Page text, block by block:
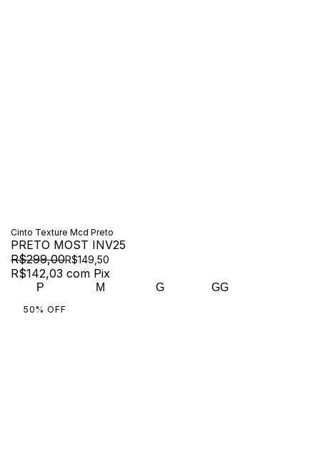
Cinto Texture Mcd Preto
PRETO MOST INV25
R$299,00R$149,50
R$142,03 com Pix
P M G GG
50 % OFF